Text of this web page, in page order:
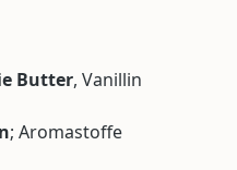
Butter, Vanillin
; Aromastoffe